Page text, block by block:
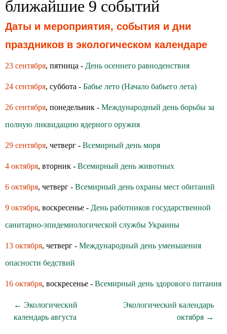
ближайшие 9 событий
Даты и мероприятия, события и дни
праздников в экологическом календаре
23 сентября, пятница - День осеннего равноденствия
24 сентября, суббота - Бабье лето (Начало бабьего лета)
26 сентября, понедельник - Международный день борьбы за
полную ликвидацию ядерного оружия
29 сентября, четверг - Всемирный день моря
4 октября, вторник - Всемирный день животных
6 октября, четверг - Всемирный день охраны мест обитаний
9 октября, воскресенье - День работников государственной
санитарно-эпидемиологической службы Украины
13 октября, четверг - Международный день уменьшения
опасности бедствий
16 октября, воскресенье - Всемирный день здoрoвoгo питания
← Экологический
календарь августа
Экологический календарь
октября →